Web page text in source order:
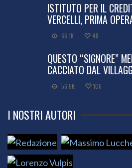
ISTITUTO PER IL
VERCELLI, PRIMA
66.1K 48
QUESTO “SIGNORE”
CACCIATO DAL
56.5K 106
I NOSTRI AUTORI